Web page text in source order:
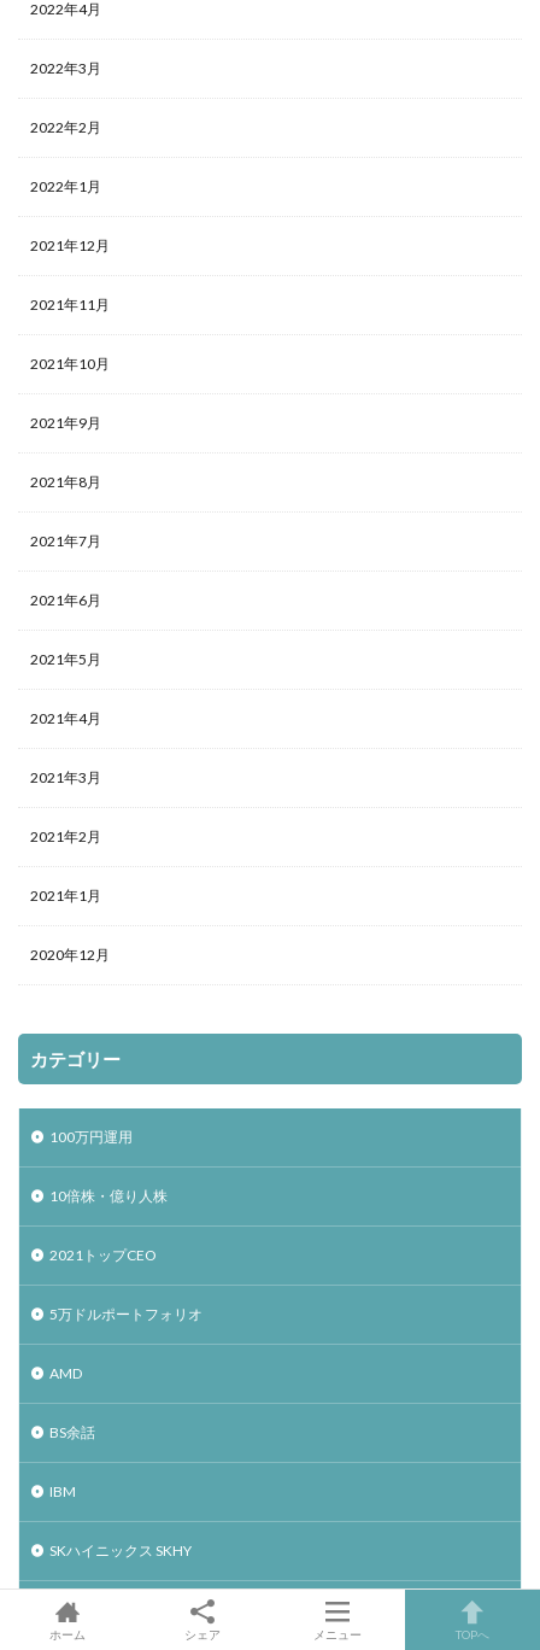
2022年4月
2022年3月
2022年2月
2022年1月
2021年12月
2021年11月
2021年10月
2021年9月
2021年8月
2021年7月
2021年6月
2021年5月
2021年4月
2021年3月
2021年2月
2021年1月
2020年12月
カテゴリー
100万円運用
10倍株・億り人株
2021トップCEO
5万ドルポートフォリオ
AMD
BS余話
IBM
SKハイニックス SKHY
TSMC
ホーム シェア メニュー TOPへ